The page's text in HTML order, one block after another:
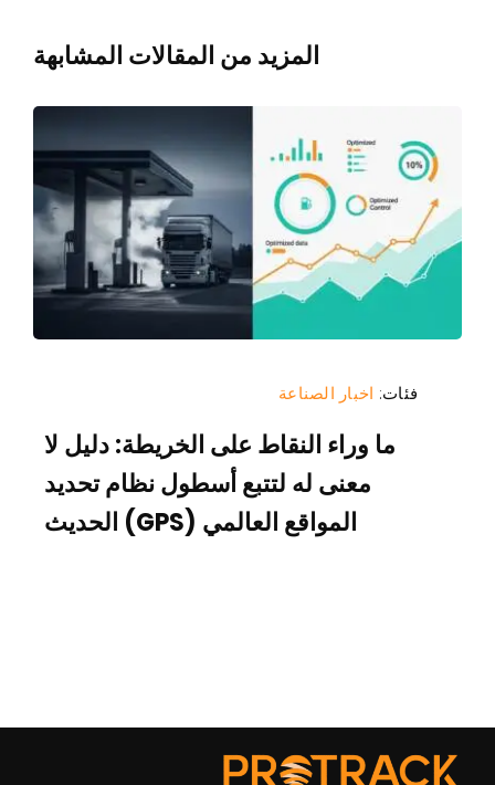
المزيد من المقالات المشابهة
فئات: اخبار الصناعة
ما وراء النقاط على الخريطة: دليل لا
معنى له لتتبع أسطول نظام تحديد
المواقع العالمي (GPS) الحديث